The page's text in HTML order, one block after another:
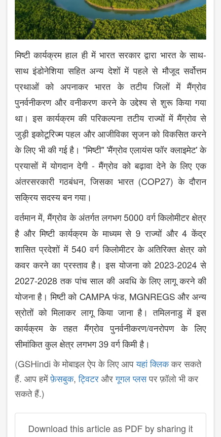
मिष्टी कार्यक्रम हाल ही में भारत सरकार द्वारा भारत के साथ-
साथ इंडोनेशिया सहित अन्य देशों में पहले से मौजूद सर्वोत्तम
प्रथाओं को अपनाकर भारत के तटीय जिलों में मैंग्रोव
पुनर्वनीकरण और वनीकरण करने के उद्देश्य से शुरू किया गया
था। इस कार्यक्रम की परिकल्पना तटीय राज्यों में मैंग्रोव से
जुड़ी इकोटूरिज्म पहल और आजीविका सृजन को विकसित करने
के लिए भी की गई है। "मिष्टी" 'मैंग्रोव एलायंस फॉर क्लाइमेट'के
प्रयासों में योगदान देगी-मैंग्रोव को बढ़ावा देने के लिए एक
अंतरसरकारी गठबंधन,जिसका भारत (COP27)के दौरान
सक्रिय सदस्य बन गया।
वर्तमान में,मैंग्रोव के अंतर्गत लगभग5000वर्ग किलोमीटर क्षेत्र
है और मिष्टी कार्यक्रम के माध्यम से9 राज्यों और4केंद्र
शासित प्रदेशों में 540वर्ग किलोमीटर के अतिरिक्त क्षेत्र को
कवर करने का प्रस्ताव है। इस योजना को 2023-2024से
2027-2028तक पांच साल की अवधि के लिए लागू करने की
योजना है। मिष्टी को CAMPAफंड, MGNREGS और अन्य
स्रोतों को मिलाकर लागू किया जाना है। तमिलनाडु में इस
कार्यक्रम के तहत मैंग्रोव पुनर्वनीकरण/वनरोपण के लिए
सीमांकित कुल क्षेत्र लगभग 39वर्ग किमी है।
(GSHindi के मोबाइल ऐप के लिए आपयहां क्लिककर सकते
हैं. आप हमेंफ़ेसबुक,ट्विटरऔरगूगल प्लसपर फ़ॉलो भी कर
सकते हैं.)
Download this article as PDF by sharing it